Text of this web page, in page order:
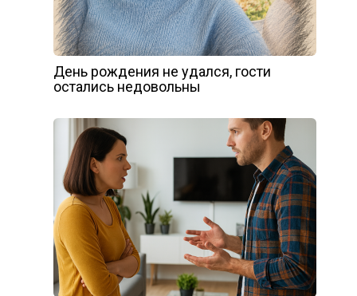
День рождения не удался, гости
остались недовольны